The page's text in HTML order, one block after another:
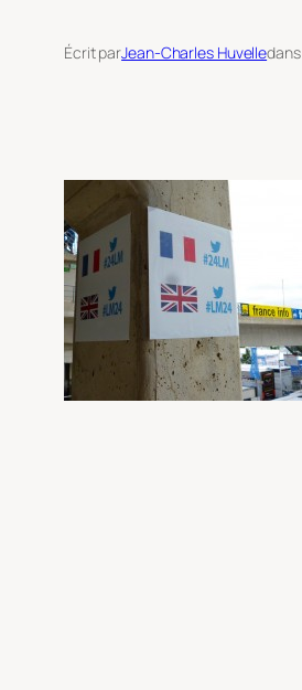
Écrit parJean-Charles Huvelledans